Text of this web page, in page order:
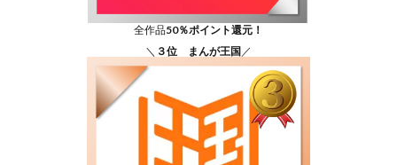
全作品50％ポイント還元！
＼ ３位 まんが王国 ／